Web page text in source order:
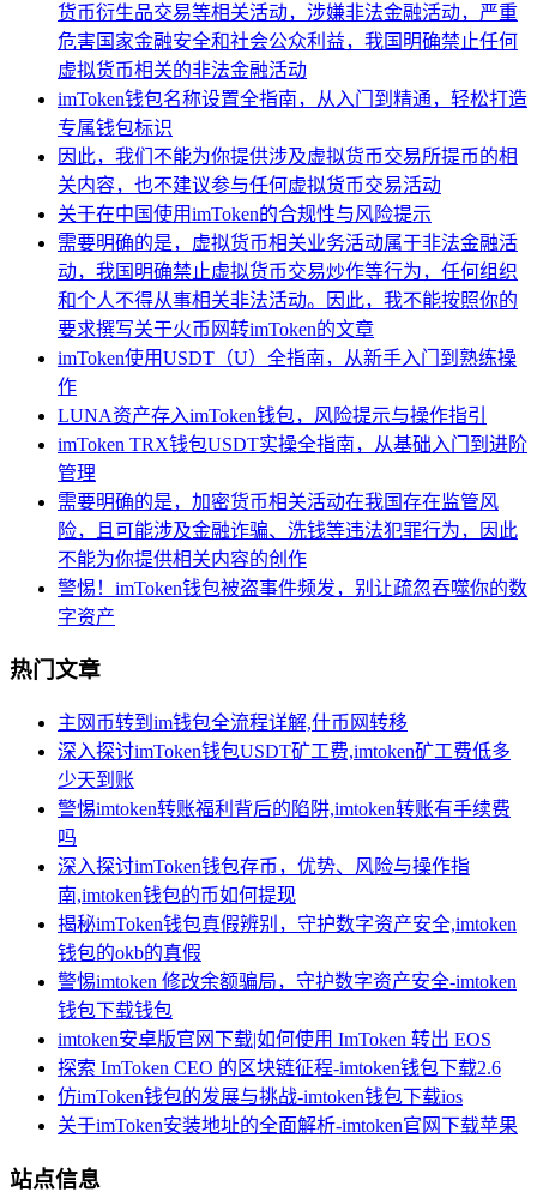
货币衍生品交易等相关活动，涉嫌非法金融活动，严重
危害国家金融安全和社会公众利益，我国明确禁止任何
虚拟货币相关的非法金融活动
imToken钱包名称设置全指南，从入门到精通，轻松打造
专属钱包标识
因此，我们不能为你提供涉及虚拟货币交易所提币的相
关内容，也不建议参与任何虚拟货币交易活动
关于在中国使用imToken的合规性与风险提示
需要明确的是，虚拟货币相关业务活动属于非法金融活
动，我国明确禁止虚拟货币交易炒作等行为，任何组织
和个人不得从事相关非法活动。因此，我不能按照你的
要求撰写关于火币网转imToken的文章
imToken使用USDT（U）全指南，从新手入门到熟练操
作
LUNA资产存入imToken钱包，风险提示与操作指引
imToken TRX钱包USDT实操全指南，从基础入门到进阶
管理
需要明确的是，加密货币相关活动在我国存在监管风
险，且可能涉及金融诈骗、洗钱等违法犯罪行为，因此
不能为你提供相关内容的创作
警惕！imToken钱包被盗事件频发，别让疏忽吞噬你的数
字资产
热门文章
主网币转到im钱包全流程详解,什币网转移
深入探讨imToken钱包USDT矿工费,imtoken矿工费低多
少天到账
警惕imtoken转账福利背后的陷阱,imtoken转账有手续费
吗
深入探讨imToken钱包存币，优势、风险与操作指
南,imtoken钱包的币如何提现
揭秘imToken钱包真假辨别，守护数字资产安全,imtoken
钱包的okb的真假
警惕imtoken 修改余额骗局，守护数字资产安全-imtoken
钱包下载钱包
imtoken安卓版官网下载|如何使用 ImToken 转出 EOS
探索 ImToken CEO 的区块链征程-imtoken钱包下载2.6
仿imToken钱包的发展与挑战-imtoken钱包下载ios
关于imToken安装地址的全面解析-imtoken官网下载苹果
站点信息